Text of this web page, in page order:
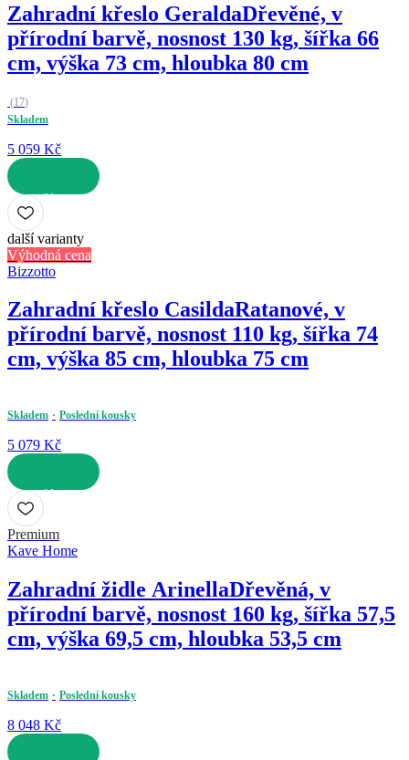
Zahradní křeslo GeraldaDřevěné, v
přírodní barvě, nosnost 130 kg, šířka 66
cm, výška 73 cm, hloubka 80 cm
(17)
Skladem
5 059 Kč
DO KOŠÍKU
další varianty
Výhodná cena
Bizzotto
Zahradní křeslo CasildaRatanové, v
přírodní barvě, nosnost 110 kg, šířka 74
cm, výška 85 cm, hloubka 75 cm
Skladem Poslední kousky
5 079 Kč
DO KOŠÍKU
Premium
Kave Home
Zahradní židle ArinellaDřevěná, v
přírodní barvě, nosnost 160 kg, šířka 57,5
cm, výška 69,5 cm, hloubka 53,5 cm
Skladem Poslední kousky
8 048 Kč